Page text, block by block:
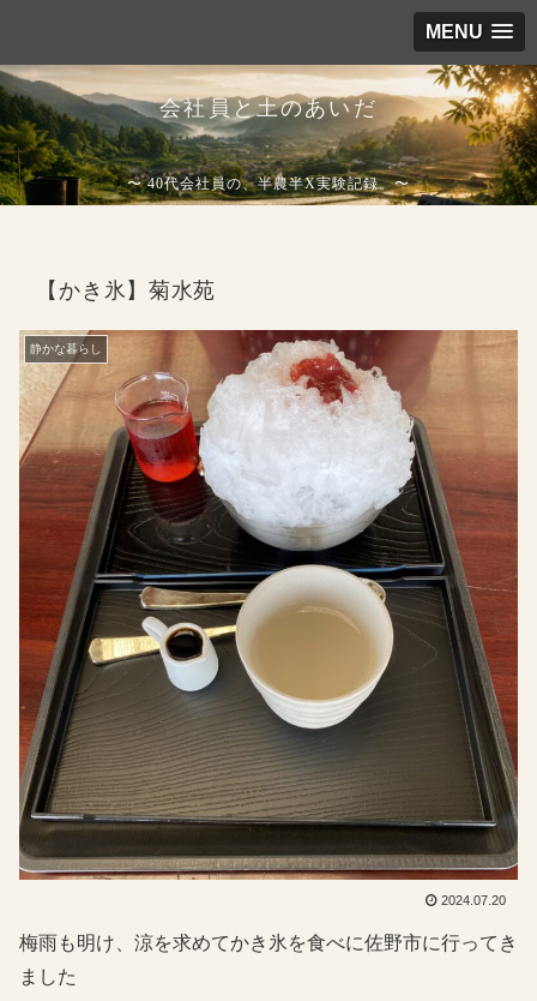
MENU
会社員と土のあいだ
〜 40代会社員の、半農半X実験記録。〜
【かき氷】菊水苑
静かな暮らし
2024.07.20
梅雨も明け、涼を求めてかき氷を食べに佐野市に行ってき
ました